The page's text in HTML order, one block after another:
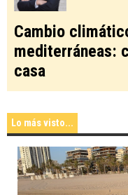
Cambio
mediterráneas:
casa
Lo más visto...